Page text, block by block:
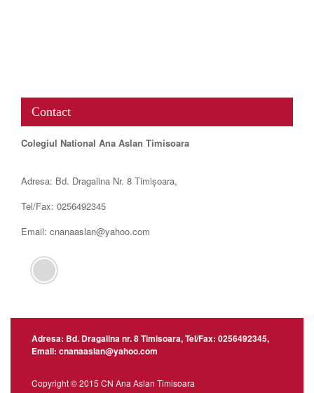
Contact
Colegiul National Ana Aslan Timisoara
Adresa: Bd. Dragalina Nr. 8 Timișoara,
Tel/Fax: 0256492345
Email: cnanaaslan@yahoo.com
Adresa: Bd. Dragalina nr. 8 Timisoara, Tel/Fax: 0256492345,
Email: cnanaaslan@yahoo.com
Copyright © 2015 CN Ana Aslan Timisoara